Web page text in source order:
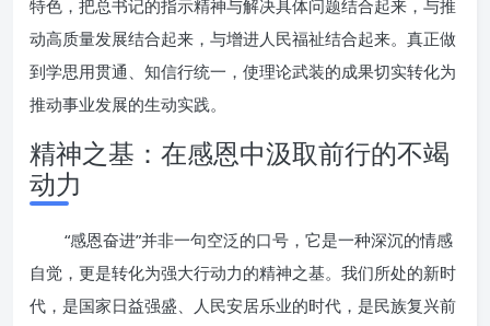
特色，把总书记的指示精神与解决具体问题结合起来，与推
动高质量发展结合起来，与增进人民福祉结合起来。真正做
到学思用贯通、知信行统一，使理论武装的成果切实转化为
推动事业发展的生动实践。
精神之基：在感恩中汲取前行的不竭
动力
“感恩奋进”并非一句空泛的口号，它是一种深沉的情感
自觉，更是转化为强大行动力的精神之基。我们所处的新时
代，是国家日益强盛、人民安居乐业的时代，是民族复兴前